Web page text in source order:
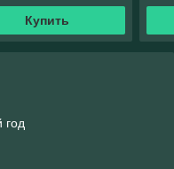
Купить
год